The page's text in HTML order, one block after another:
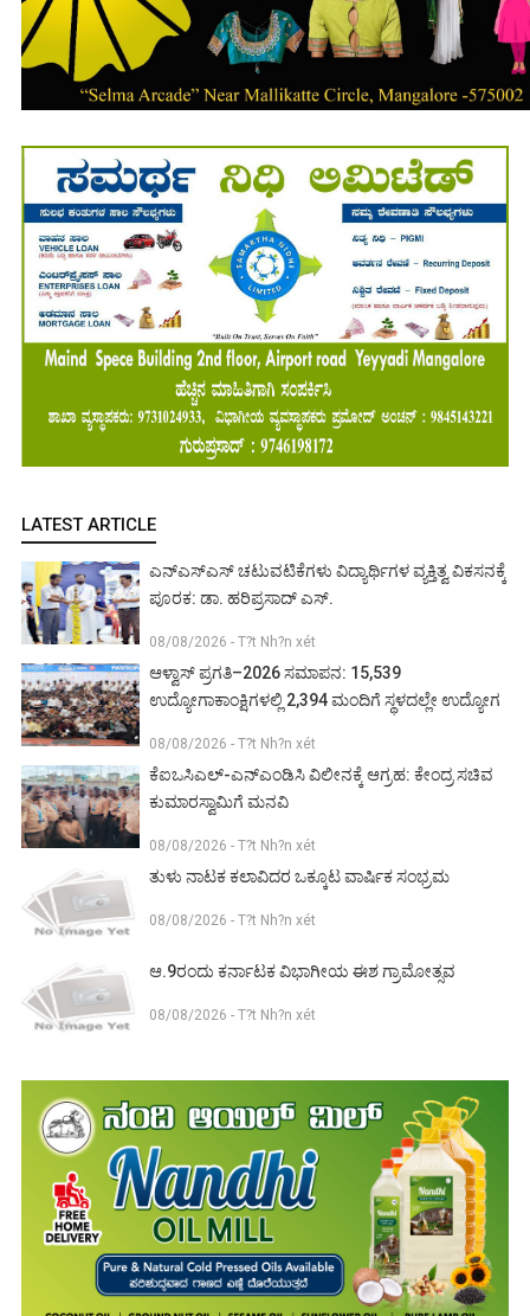
LATEST ARTICLE
ಎನ್‌ಎಸ್‌ಎಸ್ ಚಟುವಟಿಕೆಗಳು ವಿದ್ಯಾರ್ಥಿಗಳ ವ್ಯಕ್ತಿತ್ವ ವಿಕಸನಕ್ಕೆ
ಪೂರಕ: ಡಾ. ಹರಿಪ್ರಸಾದ್ ಎಸ್.
08/08/2026 - T?t Nh?n xét
ಆಳ್ವಾಸ್ ಪ್ರಗತಿ–2026 ಸಮಾಪನ: 15,539
ಉದ್ಯೋಗಾಕಾಂಕ್ಷಿಗಳಲ್ಲಿ 2,394 ಮಂದಿಗೆ ಸ್ಥಳದಲ್ಲೇ ಉದ್ಯೋಗ
08/08/2026 - T?t Nh?n xét
ಕೆಐಒಸಿಎಲ್-ಎನ್‌ಎಂಡಿಸಿ ವಿಲೀನಕ್ಕೆ ಆಗ್ರಹ: ಕೇಂದ್ರ ಸಚಿವ
ಕುಮಾರಸ್ವಾಮಿಗೆ ಮನವಿ
08/08/2026 - T?t Nh?n xét
ತುಳು ನಾಟಕ ಕಲಾವಿದರ ಒಕ್ಕೂಟ ವಾರ್ಷಿಕ ಸಂಭ್ರಮ
08/08/2026 - T?t Nh?n xét
ಆ.9ರಂದು ಕರ್ನಾಟಕ ವಿಭಾಗೀಯ ಈಶ ಗ್ರಾಮೋತ್ಸವ
08/08/2026 - T?t Nh?n xét